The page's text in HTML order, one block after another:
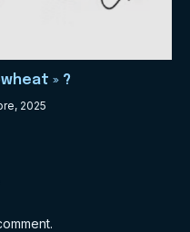
» ?
2025